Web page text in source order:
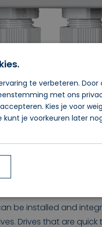
Instead of
control brings you
new way of
physical optical
be installed and
Drives that are quick
te verbeteren. Door
met ons
Kies je voor
je voorkeuren later